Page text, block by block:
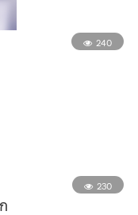
240
230